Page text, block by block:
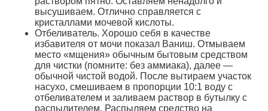
высушиваем. Отлично справляется с
кристаллами мочевой кислоты.
Отбеливатель. Хорошо себя в качестве
избавителя от мочи показал Ваниш. Отмываем
место «мщения» обычным бытовым средством
для чистки (помните: без аммиака), далее —
обычной чистой водой. После вытираем участок
насухо, смешиваем в пропорции 10:1 воду с
отбеливателем и заливаем раствор в бутылку с
распылителем. Распыляем средство на